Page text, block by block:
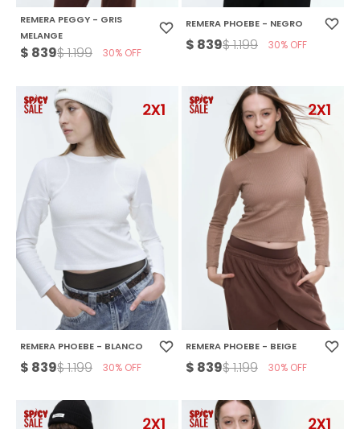
REMERA PEGGY - GRIS
MELANGE
$ 839$1.199 30
REMERA PHOEBE - NEGRO
$ 839$1.199 30
REMERA PHOEBE - BLANCO
$ 839$1.199 30
REMERA PHOEBE - BEIGE
$ 839$1.199 30